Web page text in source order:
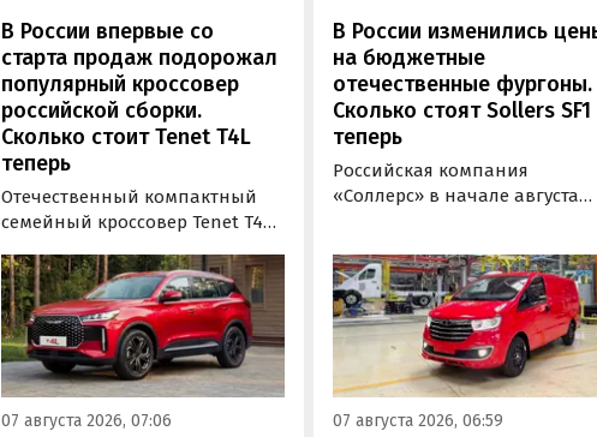
В России впервые со
старта продаж подорожал
популярный кроссовер
российской сборки.
Сколько стоит Tenet T4L
теперь
Отечественный компактный
семейный кроссовер Tenet T4L
На эту сумму выросла цена его
базовой комплектации, в то
время как стоимость топовой
версии осталась неизменной,
выяснили «Автоновости дня» в
ходе мониторинга прайс-
листов Tenet.
07 августа 2026, 07:06
В России изменились
на бюджетные
отечественные фургоны.
Сколько стоят Sollers SF1
теперь
Российская компания
«Соллерс» в начале августа
грузопассажирский фургоны
Sollers SF1 на 100 тыс. рублей
(+3,9-4,7%). Об этом
«Автоновости дня» узнали в
ходе регулярного
прайс-листов марки Sollers.
07 августа 2026, 06:59